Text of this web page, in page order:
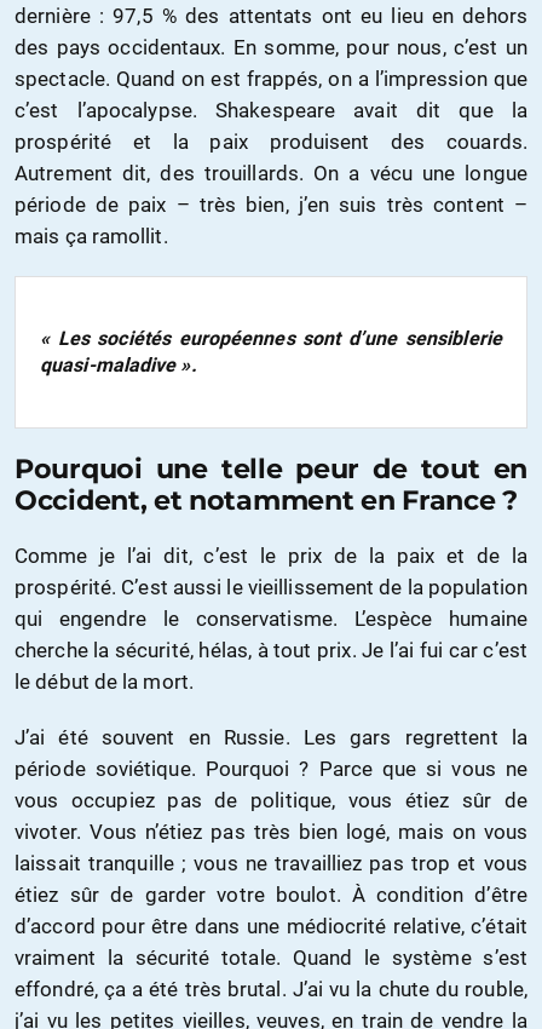
dernière : 97,5 % des attentats ont eu lieu en dehors
des pays occidentaux. En somme, pour nous, c’est un
spectacle. Quand on est frappés, on a l’impression que
c’est l’apocalypse. Shakespeare avait dit que la
prospérité et la paix produisent des couards.
Autrement dit, des trouillards. On a vécu une longue
période de paix – très bien, j’en suis très content –
mais ça ramollit.
« Les sociétés européennes sont d’une sensiblerie
quasi-maladive ».
Pourquoi une telle peur de tout en
Occident, et notamment en France ?
Comme je l’ai dit, c’est le prix de la paix et de la
prospérité. C’est aussi le vieillissement de la population
qui engendre le conservatisme. L’espèce humaine
cherche la sécurité, hélas, à tout prix. Je l’ai fui car c’est
le début de la mort.
J’ai été souvent en Russie. Les gars regrettent la
période soviétique. Pourquoi ? Parce que si vous ne
vous occupiez pas de politique, vous étiez sûr de
vivoter. Vous n’étiez pas très bien logé, mais on vous
laissait tranquille ; vous ne travailliez pas trop et vous
étiez sûr de garder votre boulot. À condition d’être
d’accord pour être dans une médiocrité relative, c’était
vraiment la sécurité totale. Quand le système s’est
effondré, ça a été très brutal. J’ai vu la chute du rouble,
j’ai vu les petites vieilles, veuves, en train de vendre la